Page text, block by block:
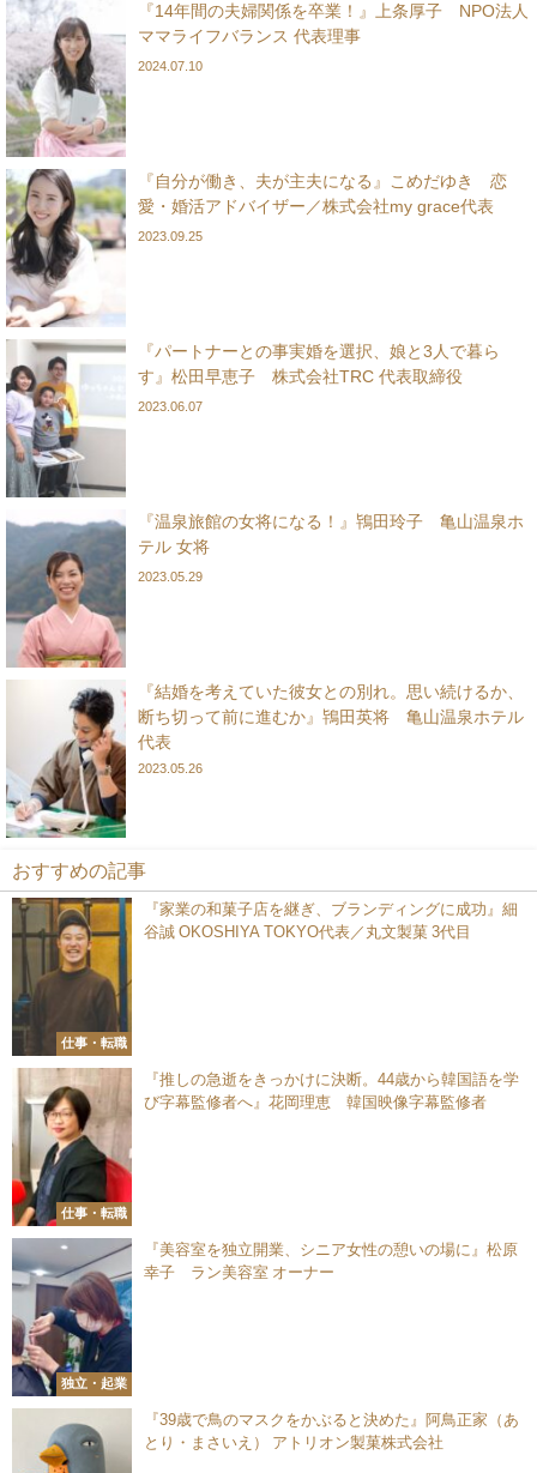
『14年間の夫婦関係を卒業！』上条厚子 NPO法人
ママライフバランス 代表理事
2024.07.10
『自分が働き、夫が主夫になる』こめだゆき 恋
愛・婚活アドバイザー／株式会社my grace代表
2023.09.25
『パートナーとの事実婚を選択、娘と3人で暮ら
す』松田早恵子 株式会社TRC 代表取締役
2023.06.07
『温泉旅館の女将になる！』鴇田玲子 亀山温泉ホ
テル 女将
2023.05.29
『結婚を考えていた彼女との別れ。思い続けるか、
断ち切って前に進むか』鴇田英将 亀山温泉ホテル
代表
2023.05.26
おすすめの記事
仕事・転職
『家業の和菓子店を継ぎ、ブランディングに成功』細
谷誠 OKOSHIYA TOKYO代表／丸文製菓 3代目
仕事・転職
『推しの急逝をきっかけに決断。44歳から韓国語を学
び字幕監修者へ』花岡理恵 韓国映像字幕監修者
独立・起業
『美容室を独立開業、シニア女性の憩いの場に』松原
幸子 ラン美容室 オーナー
『39歳で鳥のマスクをかぶると決めた』阿鳥正家（あ
とり・まさいえ） アトリオン製菓株式会社